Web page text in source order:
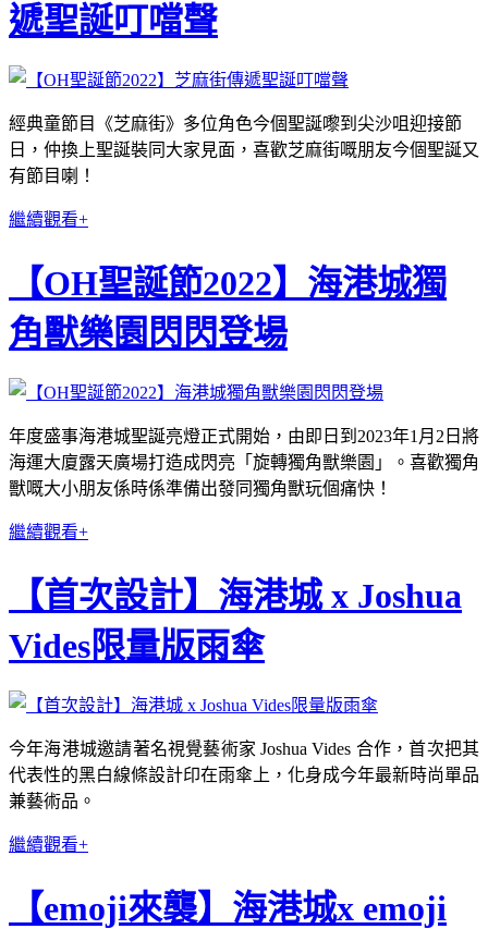
遞聖誕叮噹聲
經典童節目《芝麻街》多位角色今個聖誕嚟到尖沙咀迎接節
日，仲換上聖誕裝同大家見面，喜歡芝麻街嘅朋友今個聖誕又
有節目喇！
繼續觀看+
【OH聖誕節2022】海港城獨
角獸樂園閃閃登場
年度盛事海港城聖誕亮燈正式開始，由即日到2023年1月2日將
海運大廈露天廣場打造成閃亮「旋轉獨角獸樂園」。喜歡獨角
獸嘅大小朋友係時係準備出發同獨角獸玩個痛快！
繼續觀看+
【首次設計】海港城 x Joshua
Vides限量版雨傘
今年海港城邀請著名視覺藝術家 Joshua Vides 合作，首次把其
代表性的黑白線條設計印在雨傘上，化身成今年最新時尚單品
兼藝術品。
繼續觀看+
【emoji來襲】海港城x emoji